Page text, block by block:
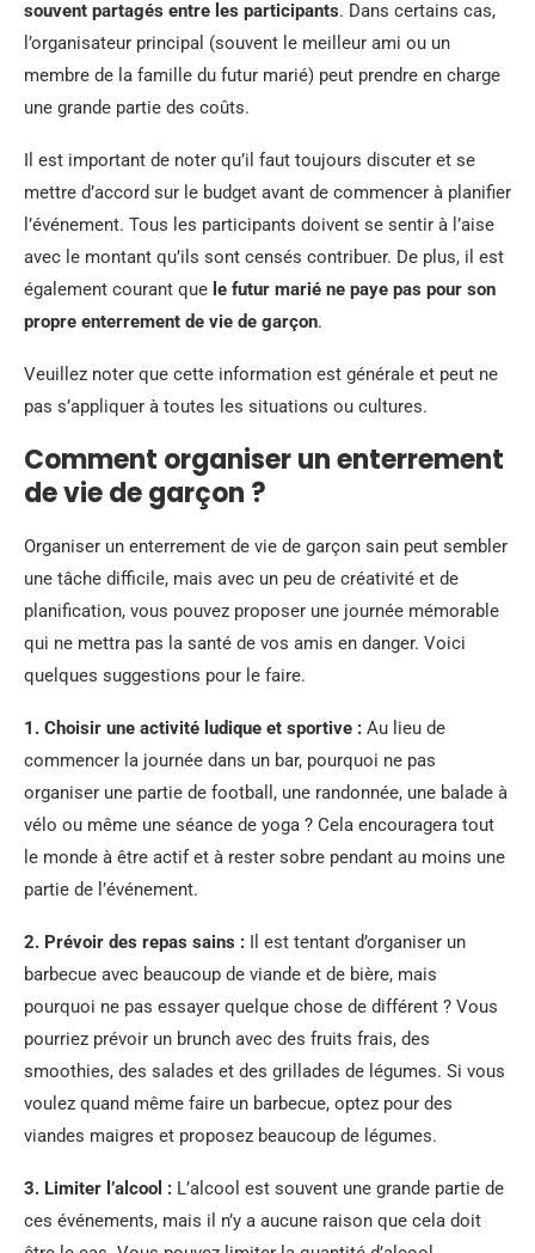
souvent partagés entre les participants. Dans certains cas,
l’organisateur principal (souvent le meilleur ami ou un
membre de la famille du futur marié) peut prendre en charge
une grande partie des coûts.
Il est important de noter qu’il faut toujours discuter et se
mettre d’accord sur le budget avant de commencer à planifier
l’événement. Tous les participants doivent se sentir à l’aise
avec le montant qu’ils sont censés contribuer. De plus, il est
également courant que le futur marié ne paye pas pour son
propre enterrement de vie de garçon.
Veuillez noter que cette information est générale et peut ne
pas s’appliquer à toutes les situations ou cultures.
Comment organiser un enterrement
de vie de garçon ?
Organiser un enterrement de vie de garçon sain peut sembler
une tâche difficile, mais avec un peu de créativité et de
planification, vous pouvez proposer une journée mémorable
qui ne mettra pas la santé de vos amis en danger. Voici
quelques suggestions pour le faire.
1. Choisir une activité ludique et sportive : Au lieu de
commencer la journée dans un bar, pourquoi ne pas
organiser une partie de football, une randonnée, une balade à
vélo ou même une séance de yoga ? Cela encouragera tout
le monde à être actif et à rester sobre pendant au moins une
partie de l’événement.
2. Prévoir des repas sains : Il est tentant d’organiser un
barbecue avec beaucoup de viande et de bière, mais
pourquoi ne pas essayer quelque chose de différent ? Vous
pourriez prévoir un brunch avec des fruits frais, des
smoothies, des salades et des grillades de légumes. Si vous
voulez quand même faire un barbecue, optez pour des
viandes maigres et proposez beaucoup de légumes.
3. Limiter l’alcool : L’alcool est souvent une grande partie de
ces événements, mais il n’y a aucune raison que cela doit